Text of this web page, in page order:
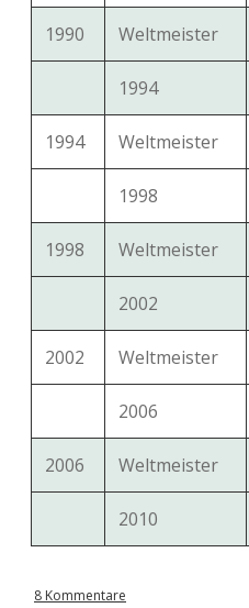
1990 Weltmeister
1994
1994 Weltmeister
1998
1998 Weltmeister
2002
2002 Weltmeister
2006
2006 Weltmeister
2010
8 Kommentare